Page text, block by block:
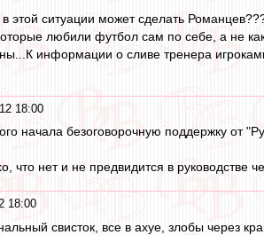
в этой ситуации может сделать
любили футбол сам по себе, а не
информации о сливе тренера
18:00
начала безоговорочную поддержку от
что нет и не предвидится в руководстве
18:00
свисток, все в ахуе, злобы через